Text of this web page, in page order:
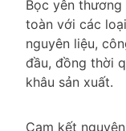
Bọc yên thương
toàn với các
nguyên liệu,
đầu, đồng thời
khâu sản xuất.
Cam kết